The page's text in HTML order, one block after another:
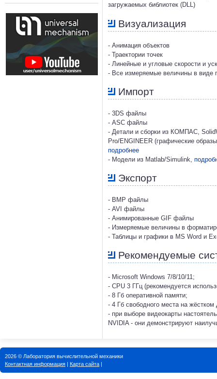
загружаемых библиотек (DLL)
Визуализация
- Анимация объектов
- Траектории точек
- Линейные и угловые скорости и
- Все измеряемые величины в виде
Импорт
- 3DS файлы
- ASC файлы
- Детали и сборки из КОМПАС,
Pro/ENGINEER (графические
подробнее
- Модели из Matlab/Simulink,
Экспорт
- BMP файлы
- AVI файлы
- Анимированные GIF файлы
- Измеряемые величины в
- Таблицы и графики в MS Word и
Рекомендуемые
- Microsoft Windows 7/8/10/11;
- CPU 3 ГГц (рекомендуется
- 8 Гб оперативной памяти;
- 4 Гб свободного места на жёстком
- при выборе видеокарты
NVIDIA - они демонстрируют
2026 © Лаборатория вычислительной механики
Контактная информация
Карта сайта